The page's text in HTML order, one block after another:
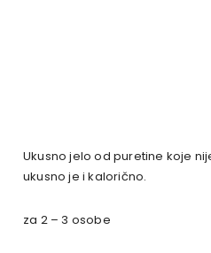
Ukusno jelo od puretine koje
ukusno je i kalorično.
za 2 – 3 osobe